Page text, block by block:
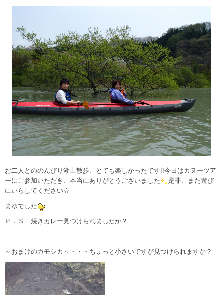
お二人とののんびり湖上散歩、とても楽しかったです!!今日はカヌーツア
ーにご参加いただき、本当にありがとうございました
是非、また遊び
にいらしてください☆
まゆでした
Ｐ．Ｓ 焼きカレー見つけられましたか？
～おまけのカモシカ～・・・ちょっと小さいですが見つけられますか？